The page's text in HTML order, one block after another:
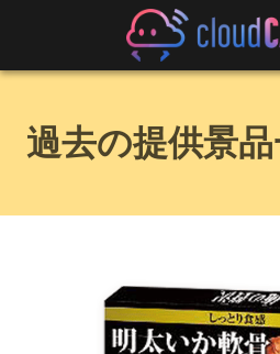
過去の提供景